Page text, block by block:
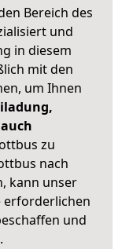
Bereich des
und
in diesem
mit den
um Ihnen
zu
nach
kann unser
erforderlichen
und